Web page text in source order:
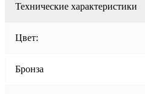
Технические характеристики
Цвет:
Бронза